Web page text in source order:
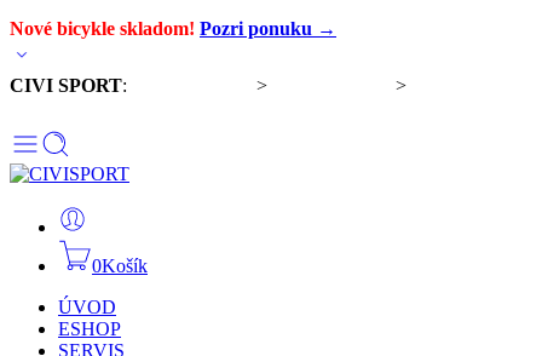
Nové bicykle skladom! Pozri ponuku →
CIVI SPORT: > >
0Košík
ÚVOD
ESHOP
SERVIS